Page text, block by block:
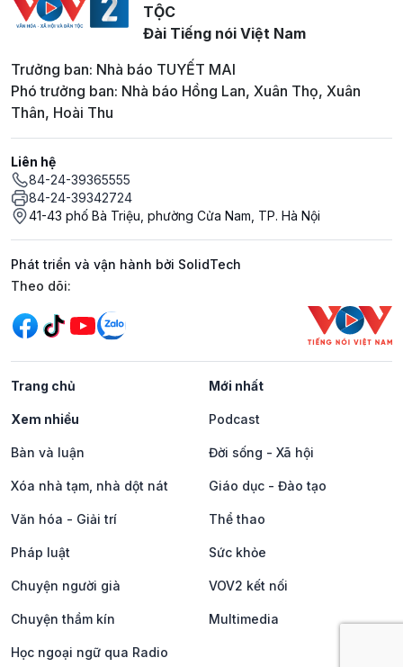
TỘC
Đài Tiếng nói Việt Nam
Trưởng ban: Nhà báo TUYẾT MAI
Phó trưởng ban: Nhà báo Hồng Lan, Xuân Thọ, Xuân
Thân, Hoài Thu
Liên hệ
84-24-39365555
84-24-39342724
41-43 phố Bà Triệu, phường Cửa Nam, TP. Hà Nội
Phát triển và vận hành bởi SolidTech
Mạng xã hội
Theo dõi:
Trang chủ Mới nhất
Xem nhiều Podcast
Bàn và luận Đời sống - Xã hội
Xóa nhà tạm, nhà dột nát Giáo dục - Đào tạo
Văn hóa - Giải trí Thể thao
Pháp luật Sức khỏe
Chuyện người già VOV2 kết nối
Chuyện thầm kín Multimedia
Học ngoại ngữ qua Radio